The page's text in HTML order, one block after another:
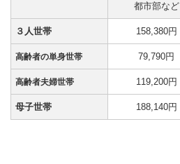
都市部など
３人世帯 158,380円
高齢者の単身世帯 79,790円
高齢者夫婦世帯 119,200円
母子世帯 188,140円